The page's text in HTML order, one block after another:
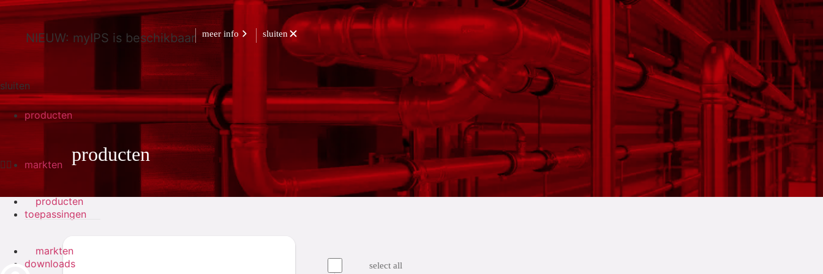
NIEUW: myIPS is beschikbaar meer info sluiten
sluiten
producten
markten
toepassingen
downloads
producten
markten
producten
select all